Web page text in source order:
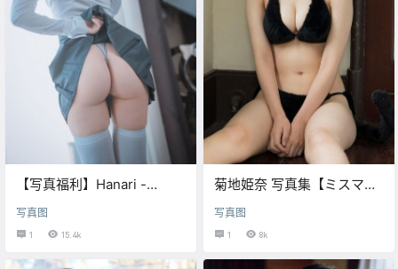
【写真福利】Hanari -
写真图
1 15.4k
菊地姫奈 写真集【ミスマガ
写真图
1 8k